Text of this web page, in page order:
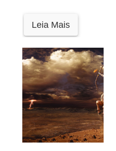
Leia Mais